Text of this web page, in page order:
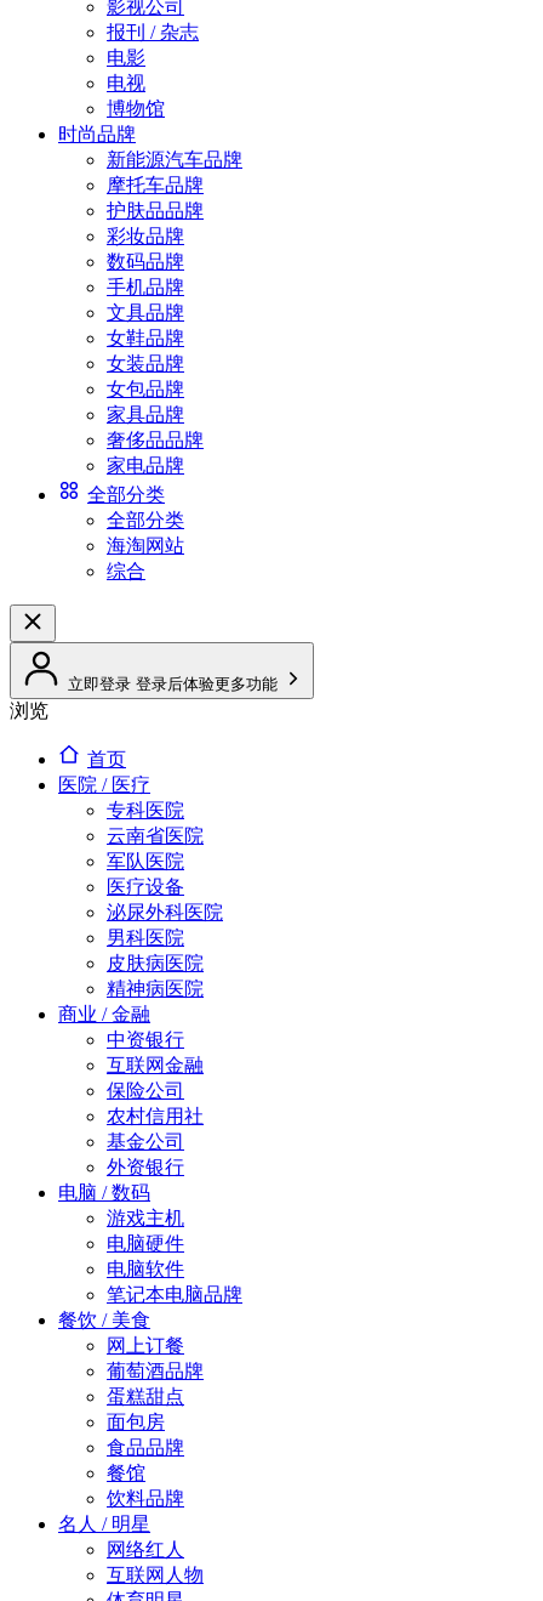
影视公司
报刊 / 杂志
电影
电视
博物馆
时尚品牌
新能源汽车品牌
摩托车品牌
护肤品品牌
彩妆品牌
数码品牌
手机品牌
文具品牌
女鞋品牌
女装品牌
女包品牌
家具品牌
奢侈品品牌
家电品牌
全部分类
全部分类
海淘网站
综合
立即登录 登录后体验更多功能
浏览
首页
医院 / 医疗
专科医院
云南省医院
军队医院
医疗设备
泌尿外科医院
男科医院
皮肤病医院
精神病医院
商业 / 金融
中资银行
互联网金融
保险公司
农村信用社
基金公司
外资银行
电脑 / 数码
游戏主机
电脑硬件
电脑软件
笔记本电脑品牌
餐饮 / 美食
网上订餐
葡萄酒品牌
蛋糕甜点
面包房
食品品牌
餐馆
饮料品牌
名人 / 明星
网络红人
互联网人物